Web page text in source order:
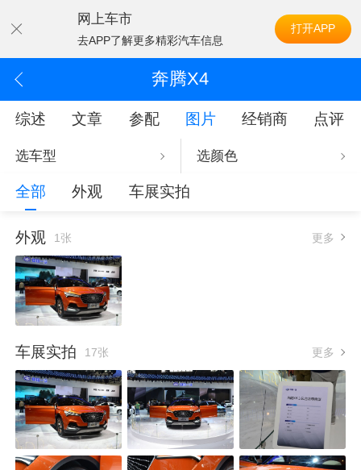
网上车市
去APP了解更多精彩汽车信息
打开APP
奔腾X4
综述 文章 参配 图片 经销商 点评
选车型 选颜色
全部 外观 车展实拍
外观 1张 更多
车展实拍 17张 更多